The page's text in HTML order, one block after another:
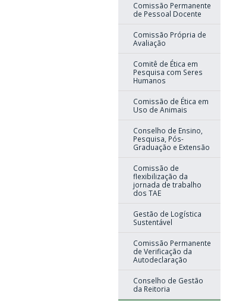
Comissão Permanente
de Pessoal Docente
Comissão Própria de
Avaliação
Comitê de Ética em
Pesquisa com Seres
Humanos
Comissão de Ética em
Uso de Animais
Conselho de Ensino,
Pesquisa, Pós-
Graduação e Extensão
Comissão de
flexibilização da
jornada de trabalho
dos TAE
Gestão de Logística
Sustentável
Comissão Permanente
de Verificação da
Autodeclaração
Conselho de Gestão
da Reitoria